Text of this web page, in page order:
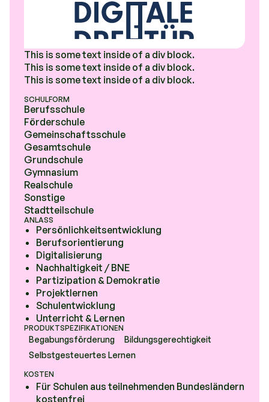
This is some text inside of a div block.
This is some text inside of a div block.
This is some text inside of a div block.
SCHULFORM
Berufsschule
Förderschule
Gemeinschaftsschule
Gesamtschule
Grundschule
Gymnasium
Realschule
Sonstige
Stadtteilschule
ANLASS
Persönlichkeitsentwicklung
Berufsorientierung
Digitalisierung
Nachhaltigkeit / BNE
Partizipation & Demokratie
Projektlernen
Schulentwicklung
Unterricht & Lernen
PRODUKTSPEZIFIKATIONEN
Begabungsförderung
Bildungsgerechtigkeit
Selbstgesteuertes Lernen
KOSTEN
Für Schulen aus teilnehmenden Bundesländern
kostenfrei